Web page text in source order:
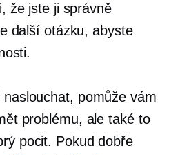
že jste ji správně
další otázku, abyste
pomůže vám
problému, ale také to
pocit. Pokud dobře